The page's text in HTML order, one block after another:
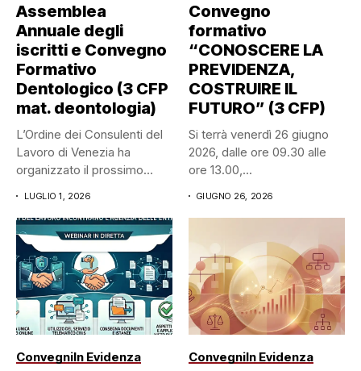
Assemblea
Annuale degli
iscritti e Convegno
Formativo
Dentologico (3 CFP
mat. deontologia)
L’Ordine dei Consulenti del
Lavoro di Venezia ha
organizzato il prossimo
LUGLIO 1, 2026
Convegno
formativo
“CONOSCERE LA
PREVIDENZA,
COSTRUIRE IL
FUTURO” (3 CFP)
Si terrà venerdì 26 giugno
2026, dalle ore 09.30 alle
ore 13.00,...
GIUGNO 26, 2026
ConvegniIn Evidenza ConvegniIn Evidenza